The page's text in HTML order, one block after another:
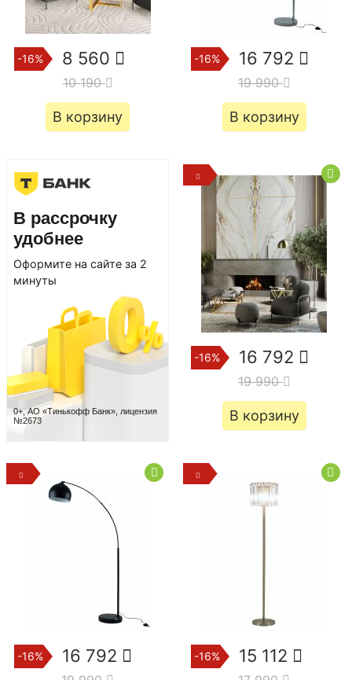
-16% 8 560
10 190
В корзину
-16% 16 792
19 990
В корзину
В рассрочку
удобнее
Оформите на сайте за 2
минуты
0+, АО «Тинькофф Банк», лицензия
№2673
-16% 16 792
19 990
В корзину
-16% 16 792 -16% 15 112